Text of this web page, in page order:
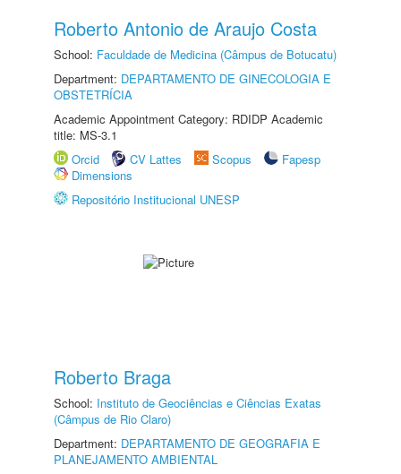
Roberto Antonio de Araujo Costa
School: Faculdade de Medicina (Câmpus de Botucatu)
Department: DEPARTAMENTO DE GINECOLOGIA E
OBSTETRÍCIA
Academic Appointment Category: RDIDP Academic
title: MS-3.1
Orcid
CV Lattes Scopus
Fapesp
Dimensions
Repositório Institucional UNESP
Roberto Braga
School: Instituto de Geociências e Ciências Exatas
(Câmpus de Rio Claro)
Department: DEPARTAMENTO DE GEOGRAFIA E
PLANEJAMENTO AMBIENTAL